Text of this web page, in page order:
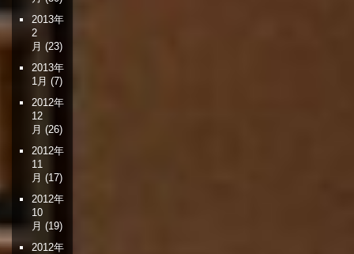
2013年
2
月 (23)
2013年
1月 (7)
2012年
12
月 (26)
2012年
11
月 (17)
2012年
10
月 (19)
2012年